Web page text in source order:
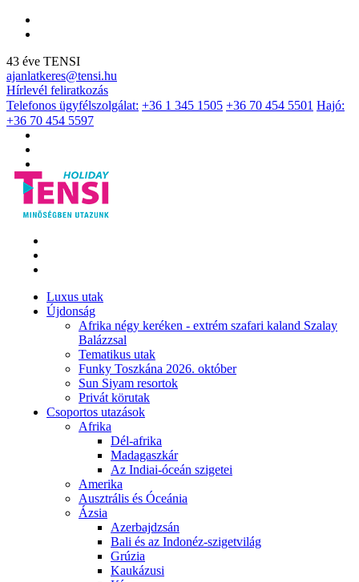
43 éve TENSI
ajanlatkeres@tensi.hu
Hírlevél feliratkozás
Telefonos ügyfélszolgálat: +36 1 345 1505 +36 70 454 5501 Hajó:
+36 70 454 5597
Luxus utak
Újdonság
Afrika négy keréken - extrém szafari kaland Szalay
Balázzsal
Tematikus utak
Funky Toszkána 2026. október
Sun Siyam resortok
Privát körutak
Csoportos utazások
Afrika
Dél-afrika
Madagaszkár
Az Indiai-óceán szigetei
Amerika
Ausztrális és Óceánia
Ázsia
Azerbajdzsán
Bali és az Indonéz-szigetvilág
Grúzia
Kaukázusi